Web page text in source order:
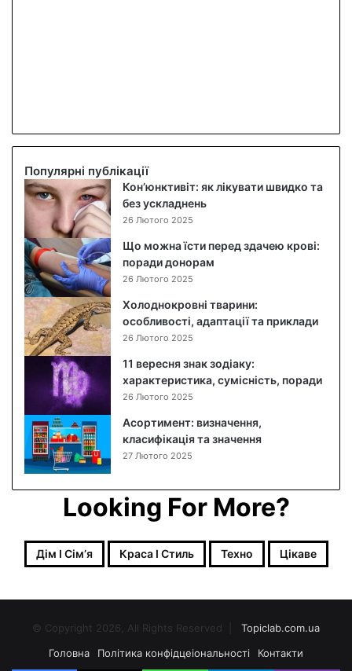
Популярні публікації
Кон’юнктивіт: як лікувати швидко та
без ускладнень
26 Лютого 2025
Що можна їсти перед здачею крові:
поради донорам
26 Лютого 2025
Холоднокровні тварини:
особливості, адаптації та приклади
26 Лютого 2025
11 вересня знак зодіаку:
характеристика, сумісність, поради
26 Лютого 2025
Асортимент: визначення,
класифікація та значення
27 Лютого 2025
Looking For More?
Дім І Сімʼя Краса І Стиль Техно Цікаве
© Copyright 2026, All Rights Reserved |
Topiclab.com.ua
Головна
Політика конфідцеіональності Контакти